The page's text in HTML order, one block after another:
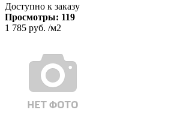
Доступно к заказу
Просмотры: 119
1 785 руб. /м2